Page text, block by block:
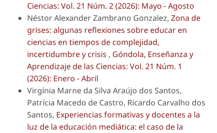
Ciencias: Vol. 21 Núm. 2 (2026): Mayo - Agosto
Néstor Alexander Zambrano Gonzalez, Zona de
grises: algunas reflexiones sobre educar en
ciencias en tiempos de complejidad,
incertidumbre y crisis , Góndola, Enseñanza y
Aprendizaje de las Ciencias: Vol. 21 Núm. 1
(2026): Enero - Abril
Virgínia Marne da Silva Araújo dos Santos,
Patrícia Macedo de Castro, Ricardo Carvalho dos
Santos, Experiencias formativas y docentes a la
luz de la educación mediática: el caso de la